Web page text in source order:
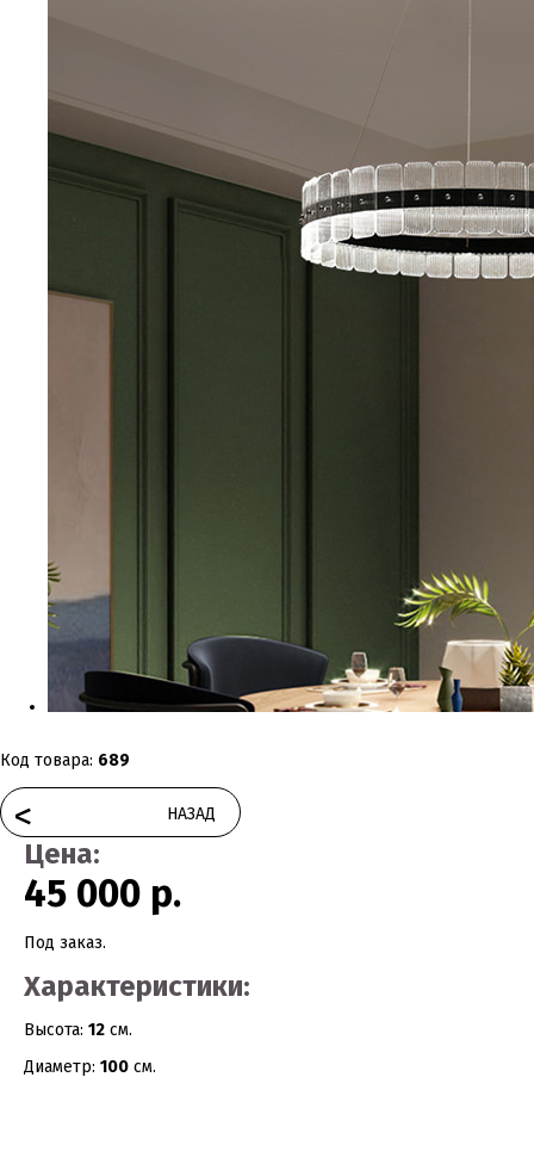
Код товара: 689
< НАЗАД
Цена:
45 000 р.
Под заказ.
Характеристики:
Высота: 12 см.
Диаметр: 100 см.